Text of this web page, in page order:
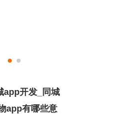
app开发_同城
app有哪些意